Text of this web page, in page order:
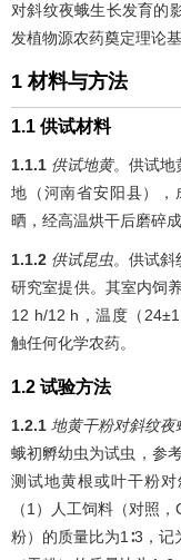
对斜纹夜蛾生长发育的
发植物源农药奠定理论基
1 材料与方法
1.1 供试材料
1.1.1 供试地黄。供试地
地（河南省安阳县）
晒，经高温烘干后磨碎
1.1.2 供试昆虫。供试
研究室提供。其室内饲
12 h/12 h，温度（
触任何化学农药。
1.2 试验方法
1.2.1 地黄干粉对斜纹夜
蛾初孵幼虫为试虫，参
测试地黄根或叶干粉
（1）人工饲料（对照
粉）的质量比为1∶3，